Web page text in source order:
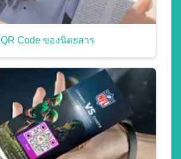
QR Code ของนิตยสาร